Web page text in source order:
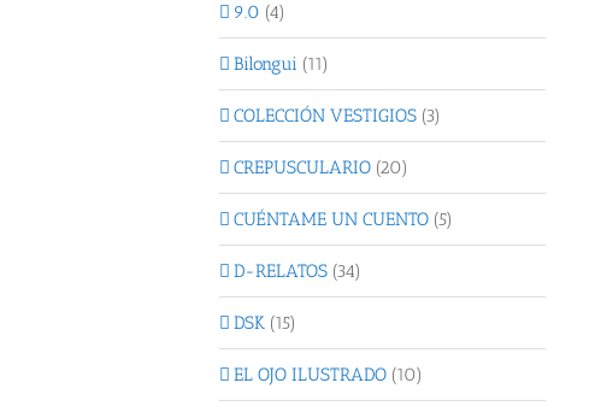
9.0 (4)
Bilongui (11)
COLECCIÓN VESTIGIOS (3)
CREPUSCULARIO (20)
CUÉNTAME UN CUENTO (5)
D-RELATOS (34)
DSK (15)
EL OJO ILUSTRADO (10)